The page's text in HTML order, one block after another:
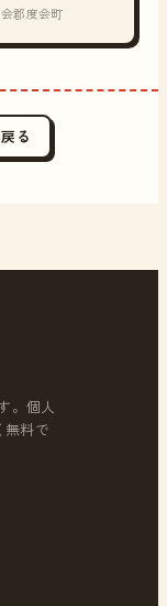
郡度会町
る
。個人
無料で